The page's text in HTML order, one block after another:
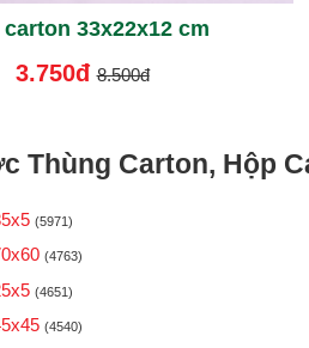
carton 33x22x12 cm
3.750đ 8.500đ
Thùng Carton, Hộp
(5971)
(4763)
(4651)
(4540)